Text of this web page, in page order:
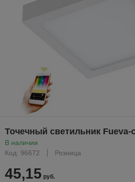
Точечный светильник Fueva-
В наличии
Код: 96672
Розница
45,15 руб.